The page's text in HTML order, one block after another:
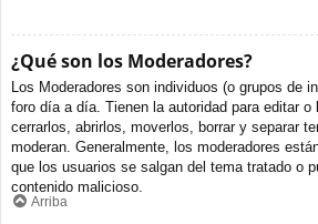
¿Qué son los Moderadores?
Los Moderadores son individuos (o grupos de
foro día a día. Tienen la autoridad para editar o
cerrarlos, abrirlos, moverlos, borrar y separar
moderan. Generalmente, los moderadores
que los usuarios se salgan del tema tratado o
contenido malicioso.
Arriba